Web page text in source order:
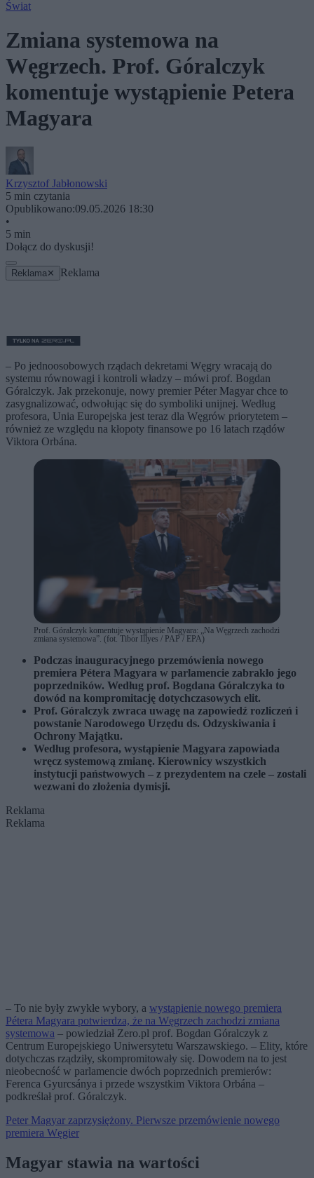
Świat
Zmiana systemowa na
Węgrzech. Prof. Góralczyk
komentuje wystąpienie Petera
Magyara
Krzysztof Jabłonowski
5 min czytania
Opublikowano:09.05.2026 18:30
•
5 min
Dołącz do dyskusji!
Reklama ✕ Reklama
– Po jednoosobowych rządach dekretami Węgry wracają do
systemu równowagi i kontroli władzy – mówi prof. Bogdan
Góralczyk. Jak przekonuje, nowy premier Péter Magyar chce to
zasygnalizować, odwołując się do symboliki unijnej. Według
profesora, Unia Europejska jest teraz dla Węgrów priorytetem –
również ze względu na kłopoty finansowe po 16 latach rządów
Viktora Orbána.
Prof. Góralczyk komentuje wystąpienie Magyara: „Na Węgrzech zachodzi
zmiana systemowa”. (fot. Tibor Illyes / PAP / EPA)
Podczas inauguracyjnego przemówienia nowego
premiera Pétera Magyara w parlamencie zabrakło jego
poprzedników. Według prof. Bogdana Góralczyka to
dowód na kompromitację dotychczasowych elit.
Prof. Góralczyk zwraca uwagę na zapowiedź rozliczeń i
powstanie Narodowego Urzędu ds. Odzyskiwania i
Ochrony Majątku.
Według profesora, wystąpienie Magyara zapowiada
wręcz systemową zmianę. Kierownicy wszystkich
instytucji państwowych – z prezydentem na czele – zostali
wezwani do złożenia dymisji.
Reklama
Reklama
– To nie były zwykłe wybory, a wystąpienie nowego premiera
Pétera Magyara potwierdza, że na Węgrzech zachodzi zmiana
systemowa – powiedział Zero.pl prof. Bogdan Góralczyk z
Centrum Europejskiego Uniwersytetu Warszawskiego. – Elity, które
dotychczas rządziły, skompromitowały się. Dowodem na to jest
nieobecność w parlamencie dwóch poprzednich premierów:
Ferenca Gyurcsánya i przede wszystkim Viktora Orbána –
podkreślał prof. Góralczyk.
Peter Magyar zaprzysiężony. Pierwsze przemówienie nowego
premiera Węgier
Magyar stawia na wartości